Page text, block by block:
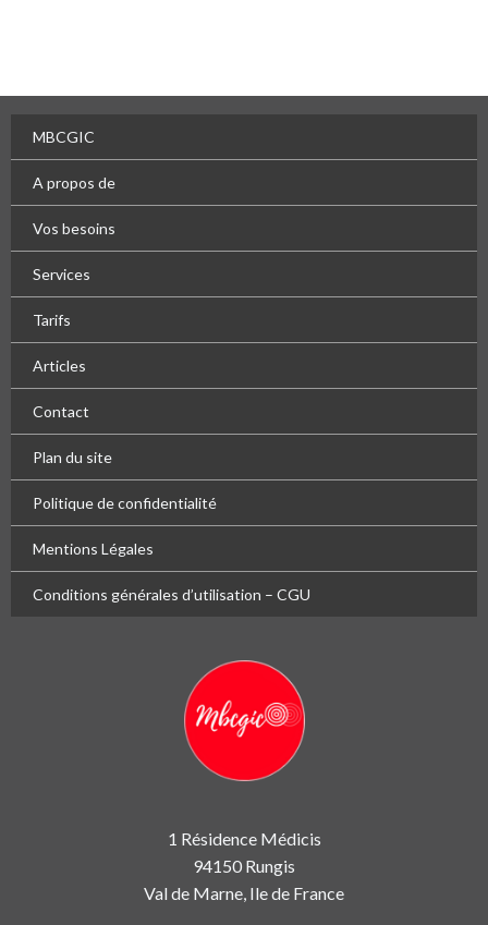
MBCGIC
A propos de
Vos besoins
Services
Tarifs
Articles
Contact
Plan du site
Politique de confidentialité
Mentions Légales
Conditions générales d’utilisation – CGU
1 Résidence Médicis
94150 Rungis
Val de Marne, Ile de France